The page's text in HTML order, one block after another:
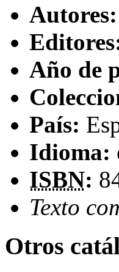
Autores:
Año de
País:
Idioma:
ISBN:
Texto
Otros